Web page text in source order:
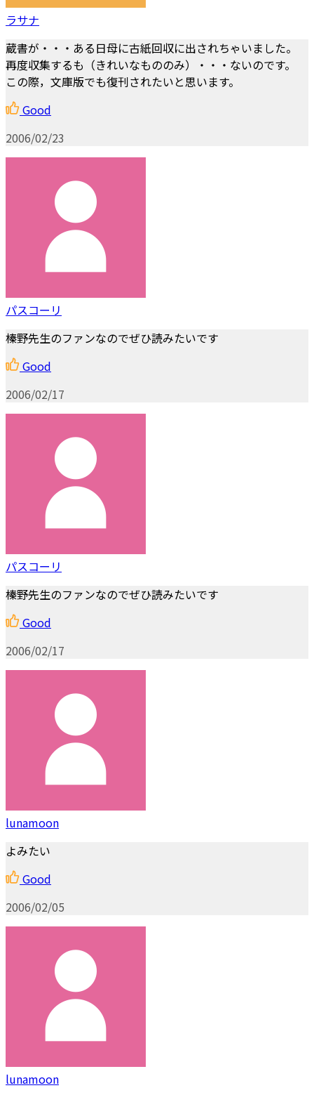
ラサナ
蔵書が・・・ある日母に古紙回収に出されちゃいました。
再度収集するも（きれいなもののみ）・・・ないのです。
この際，文庫版でも復刊されたいと思います。
Good
2006/02/23
パスコーリ
榛野先生のファンなのでぜひ読みたいです
Good
2006/02/17
パスコーリ
榛野先生のファンなのでぜひ読みたいです
Good
2006/02/17
lunamoon
よみたい
Good
2006/02/05
lunamoon